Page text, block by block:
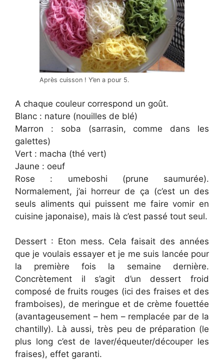
Après cuisson ! Y’en a pour 5.
A chaque couleur correspond un goût.
Blanc : nature (nouilles de blé)
Marron : soba (sarrasin, comme dans les
galettes)
Vert : macha (thé vert)
Jaune : oeuf
Rose : umeboshi (prune saumurée).
Normalement, j’ai horreur de ça (c’est un des
seuls aliments qui puissent me faire vomir en
cuisine japonaise), mais là c’est passé tout seul.
Dessert : Eton mess. Cela faisait des années
que je voulais essayer et je me suis lancée pour
la première fois la semaine dernière.
Concrètement il s’agit d’un dessert froid
composé de fruits rouges (ici des fraises et des
framboises), de meringue et de crème fouettée
(avantageusement – hem – remplacée par de la
chantilly). Là aussi, très peu de préparation (le
plus long c’est de laver/équeuter/découper les
fraises), effet garanti.